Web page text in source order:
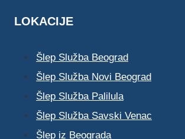
LOKACIJE
Šlep Služba Beograd
Šlep Služba Novi Beograd
Šlep Služba Palilula
Šlep Služba Savski Venac
Šlep iz Beograda